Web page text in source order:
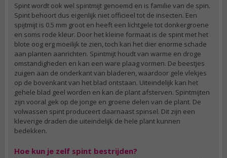
Spint wordt ook wel spintmijt genoemd en is familie van de spin.
Spint behoort dus eigenlijk niet officieel tot de insecten. Een
spijtmijt is 0.5 mm groot en heeft een lichtgele tot donkergroene
en soms rode kleur. Door het kleine formaat is de spint met het
blote oog erg moeilijk te zien, toch kan het dier enorme schade
aan planten aanrichten. Spintmijt houdt van warme en droge
omstandigheden en kan een ware plaag vormen. De beestjes
zuigen aan de onderkant van bladeren, waardoor gele vlekjes
op de bovenkant van het blad ontstaan. Uiteindelijk kan het
gehele blad geel worden en kan de plant afsterven. Spintmijten
zijn vooral gek op de jonge en groene delen van de plant. De
volwassen spint produceert daarnaast spinsel. Dit zijn een
kleverige draden die uiteindelijk de hele plant kunnen
bedekken.
Hoe kun je zelf spint bestrijden?